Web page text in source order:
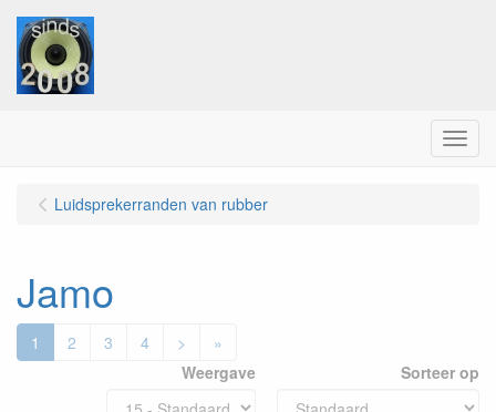
Menu
Luidsprekerranden van rubber
Jamo
1 2 3 4 >
»
Weergave
Sorteer op